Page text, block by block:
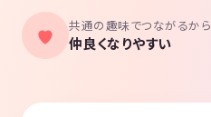
共通の趣味でつながるから
仲良くなりやすい